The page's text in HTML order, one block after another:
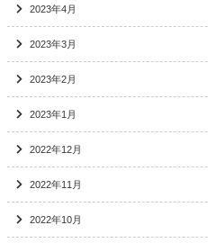
2023年4月
2023年3月
2023年2月
2023年1月
2022年12月
2022年11月
2022年10月